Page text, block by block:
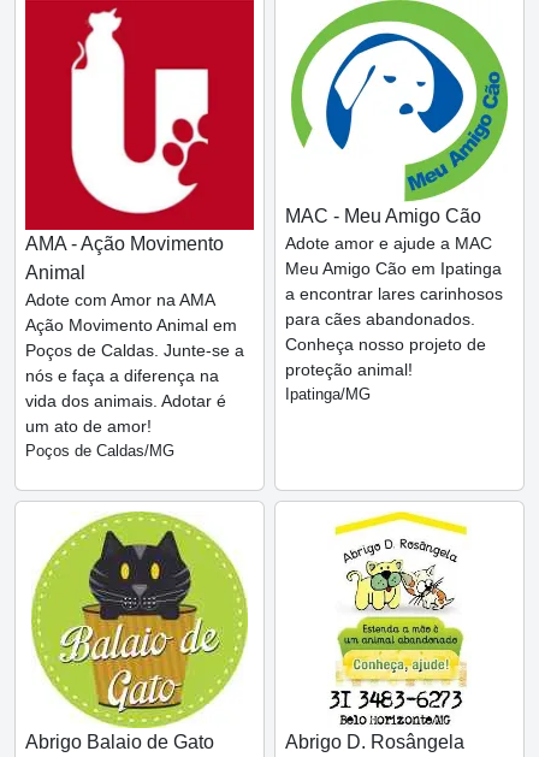
AMA - Ação Movimento
Animal
Adote com Amor na AMA
Ação Movimento Animal em
Poços de Caldas. Junte-se a
nós e faça a diferença na
vida dos animais. Adotar é
um ato de amor!
Poços de Caldas/MG
MAC - Meu Amigo Cão
Adote amor e ajude a MAC
Meu Amigo Cão em Ipatinga
a encontrar lares carinhosos
para cães abandonados.
Conheça nosso projeto de
proteção animal!
Ipatinga/MG
Abrigo Balaio de Gato Abrigo D. Rosângela